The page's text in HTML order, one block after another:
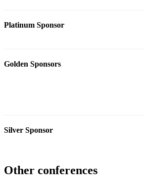
Platinum Sponsor
Golden Sponsors
Silver Sponsor
Other conferences